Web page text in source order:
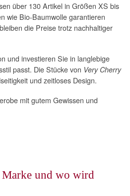
über 130 Artikel in Größen XS bis
wie Bio-Baumwolle garantieren
die Preise trotz nachhaltiger
und investieren Sie in langlebige
passt. Die Stücke von Very Cherry
und zeitloses Design.
mit gutem Gewissen und
Marke und wo wird